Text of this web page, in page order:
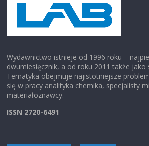
Wydawnictwo istnieje od 1996 roku –
dwumiesięcznik, a od roku 2011 także
Tematyka obejmuje najistotniejsze
się w pracy analityka chemika, specjalisty
materiałoznawcy.
ISSN 2720-6491